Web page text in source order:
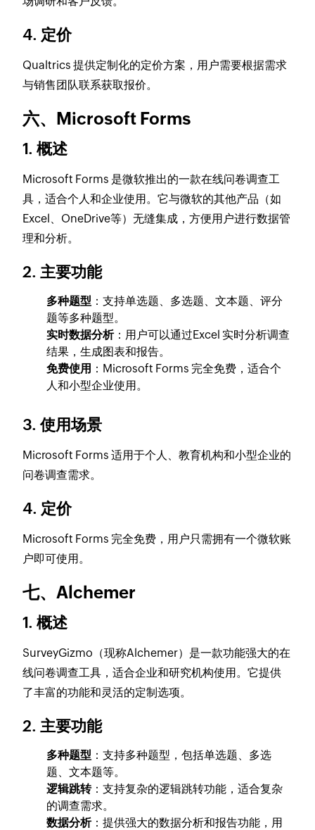
4. 定价
Qualtrics 提供定制化的定价方案，用户需要根据需求
与销售团队联系获取报价。
六、Microsoft Forms
1. 概述
Microsoft Forms 是微软推出的一款在线问卷调查工
具，适合个人和企业使用。它与微软的其他产品（如
Excel、OneDrive等）无缝集成，方便用户进行数据管
理和分析。
2. 主要功能
多种题型 ：支持单选题、多选题、文本题、评分
题等多种题型。
实时数据分析：用户可以通过Excel 实时分析调查
结果，生成图表和报告。
免费使用 ：Microsoft Forms 完全免费，适合个
人和小型企业使用。
3. 使用场景
Microsoft Forms 适用于个人、教育机构和小型企业的
问卷调查需求。
4. 定价
Microsoft Forms 完全免费，用户只需拥有一个微软账
户即可使用。
七、Alchemer
1. 概述
SurveyGizmo（现称Alchemer）是一款功能强大的在
线问卷调查工具，适合企业和研究机构使用。它提供
了丰富的功能和灵活的定制选项。
2. 主要功能
多种题型 ：支持多种题型，包括单选题、多选
题、文本题等。
逻辑跳转：支持复杂的逻辑跳转功能，适合复杂
的调查需求。
数据分析：提供强大的数据分析和报告功能，用